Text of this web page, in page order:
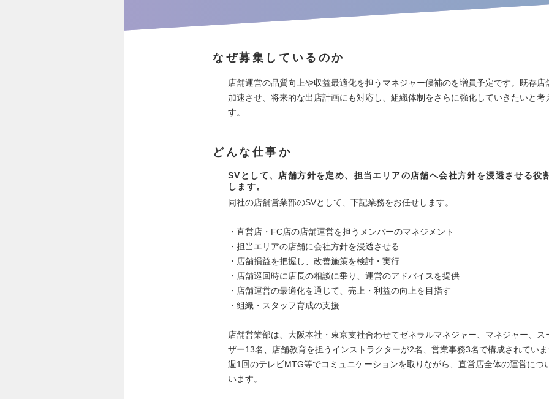
なぜ募集しているのか
店舗運営の品質向上や収益最適化を担うマネジャー候補のを増員予定です。既存店
加速させ、将来的な出店計画にも対応し、組織体制をさらに強化していきたいと考
す。
どんな仕事か
SVとして、店舗方針を定め、担当エリアの店舗へ会社方針を浸透させる役
します。
同社の店舗営業部のSVとして、下記業務をお任せします。
・直営店・FC店の店舗運営を担うメンバーのマネジメント
・担当エリアの店舗に会社方針を浸透させる
・店舗損益を把握し、改善施策を検討・実行
・店舗巡回時に店長の相談に乗り、運営のアドバイスを提供
・店舗運営の最適化を通じて、売上・利益の向上を目指す
・組織・スタッフ育成の支援
店舗営業部は、大阪本社・東京支社合わせてゼネラルマネジャー、マネジャー、ス
ザー13名、店舗教育を担うインストラクターが2名、営業事務3名で構成されてい
週1回のテレビMTG等でコミュニケーションを取りながら、直営店全体の運営につ
います。